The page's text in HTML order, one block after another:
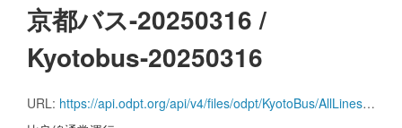
京都バス-20250316 /
Kyotobus-20250316
URL: https://api.odpt.org/api/v4/files/odpt/KyotoBus/AllLinesAnotherversion.zip?date=20250316&acl:consumerKey=[アクセストークン/YOUR_ACCESS_TOKEN]